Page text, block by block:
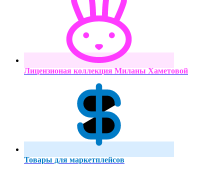
Лицензионая коллекция Миланы Хаметовой
Товары для маркетплейсов